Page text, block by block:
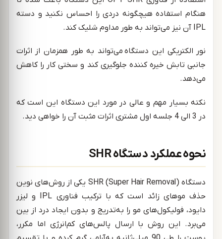
هنگام استفاده هیچگونه دردی را احساس نکنید و دسته
IPL آن نیز می‌تواند به طور مداوم شلیک کند.
نور الکتریکی این دستگاه می‌تواند به طور همزمان از اثرات
جانبی تابش خیره کننده جلوگیری کند و سختی کار را کاهش
می‌دهد.
نکته بسیار مهم و عالی در مورد این دستگاه این است که
در 3 الی 4 جلسه اول مشتری اثرات مثبت آن را خواهی دید.
نحوه عملکرد دستگاه SHR
دستگاه SHR (Super Hair Removal) یکی از روش‌های نوین
حذف موهای زائد است که با ترکیب فناوری IPL و لیزر
دایود، فولیکول‌های مو را به‌تدریج و بدون ایجاد درد از بین
می‌برد. این روش با ارسال پالس‌های کم‌انرژی اما مکرر،